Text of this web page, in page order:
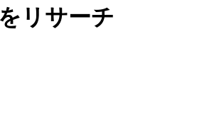
リサーチ